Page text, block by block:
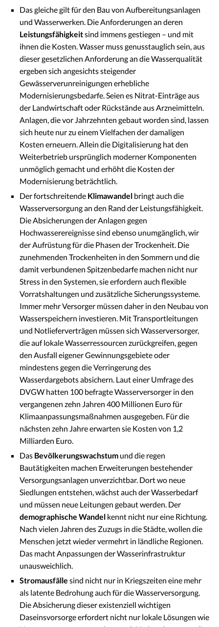
Das gleiche gilt für den Bau von Aufbereitungsanlagen
und Wasserwerken. Die Anforderungen an deren
Leistungsfähigkeitsind immens gestiegen – und mit
ihnen die Kosten. Wasser muss genusstauglich sein, aus
dieser gesetzlichen Anforderung an die Wasserqualität
ergeben sich angesichts steigender
Gewässerverunreinigungen erhebliche
Modernisierungsbedarfe. Seien es Nitrat-Einträge aus
der Landwirtschaft oder Rückstände aus Arzneimitteln.
Anlagen, die vor Jahrzehnten gebaut worden sind, lassen
sich heute nur zu einem Vielfachen der damaligen
Kosten erneuern. Allein die Digitalisierung hat den
Weiterbetrieb ursprünglich moderner Komponenten
unmöglich gemacht und erhöht die Kosten der
Modernisierung beträchtlich.
Der fortschreitende Klimawandel bringt auch die
Wasserversorgung an den Rand der Leistungsfähigkeit.
Die Absicherungen der Anlagen gegen
Hochwasserereignisse sind ebenso unumgänglich, wir
der Aufrüstung für die Phasen der Trockenheit. Die
zunehmenden Trockenheiten in den Sommern und die
damit verbundenen Spitzenbedarfe machen nicht nur
Stress in den Systemen, sie erfordern auch flexible
Vorratshaltungen und zusätzliche Sicherungssysteme.
Immer mehr Versorger müssen daher in den Neubau von
Wasserspeichern investieren. Mit Transportleitungen
und Notlieferverträgen müssen sich Wasserversorger,
die auf lokale Wasserressourcen zurückgreifen, gegen
den Ausfall eigener Gewinnungsgebiete oder
mindestens gegen die Verringerung des
Wasserdargebots absichern. Laut einer Umfrage des
DVGW hatten 100 befragte Wasserversorger in den
vergangenen zehn Jahren 400 Millionen Euro für
Klimaanpassungsmaßnahmen ausgegeben. Für die
nächsten zehn Jahre erwarten sie Kosten von 1,2
Milliarden Euro.
Das Bevölkerungswachstum und die regen
Bautätigkeiten machen Erweiterungen bestehender
Versorgungsanlagen unverzichtbar. Dort wo neue
Siedlungen entstehen, wächst auch der Wasserbedarf
und müssen neue Leitungen gebaut werden. Der
demographische Wandel kennt nicht nur eine Richtung.
Nach vielen Jahren des Zuzugs in die Städte, wollen die
Menschen jetzt wieder vermehrt in ländliche Regionen.
Das macht Anpassungen der Wasserinfrastruktur
unausweichlich.
Stromausfälle sind nicht nur in Kriegszeiten eine mehr
als latente Bedrohung auch für die Wasserversorgung.
Die Absicherung dieser existenziell wichtigen
Daseinsvorsorge erfordert nicht nur lokale Lösungen wie